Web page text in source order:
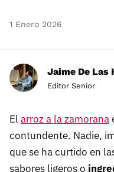
1 Enero 2026
Jaime De Las
Editor Senior
El arroz a la zamorana
contundente. Nadie,
que se ha curtido en
sabores ligeros o